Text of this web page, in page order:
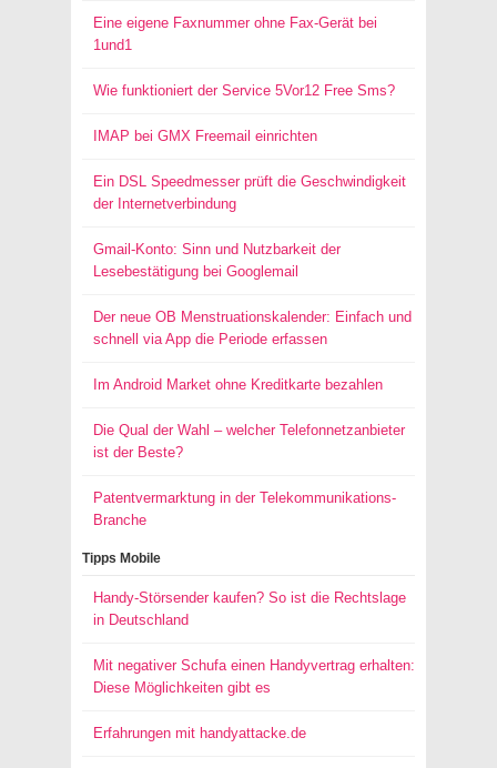
Eine eigene Faxnummer ohne Fax-Gerät bei
1und1
Wie funktioniert der Service 5Vor12 Free Sms?
IMAP bei GMX Freemail einrichten
Ein DSL Speedmesser prüft die Geschwindigkeit
der Internetverbindung
Gmail-Konto: Sinn und Nutzbarkeit der
Lesebestätigung bei Googlemail
Der neue OB Menstruationskalender: Einfach und
schnell via App die Periode erfassen
Im Android Market ohne Kreditkarte bezahlen
Die Qual der Wahl – welcher Telefonnetzanbieter
ist der Beste?
Patentvermarktung in der Telekommunikations-
Branche
Tipps Mobile
Handy-Störsender kaufen? So ist die Rechtslage
in Deutschland
Mit negativer Schufa einen Handyvertrag erhalten:
Diese Möglichkeiten gibt es
Erfahrungen mit handyattacke.de